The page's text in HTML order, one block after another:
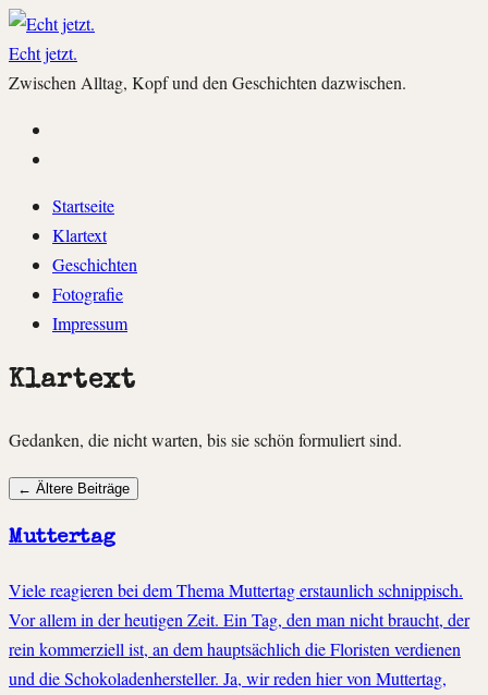
Echt jetzt.
Zwischen Alltag, Kopf und den Geschichten dazwischen.
Zum
Inhalt
springen
Startseite
Klartext
Geschichten
Fotografie
Impressum
Klartext
Gedanken, die nicht warten, bis sie schön formuliert sind.
Navigation
← Ältere Beiträge
Muttertag
Viele reagieren bei dem Thema Muttertag erstaunlich schnippisch.
Vor allem in der heutigen Zeit. Ein Tag, den man nicht braucht, der
rein kommerziell ist, an dem hauptsächlich die Floristen verdienen
und die Schokoladenhersteller. Ja, wir reden hier von Muttertag,